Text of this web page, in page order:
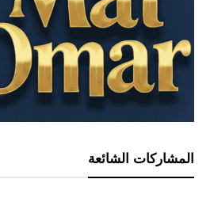
المشاركات الشائعة